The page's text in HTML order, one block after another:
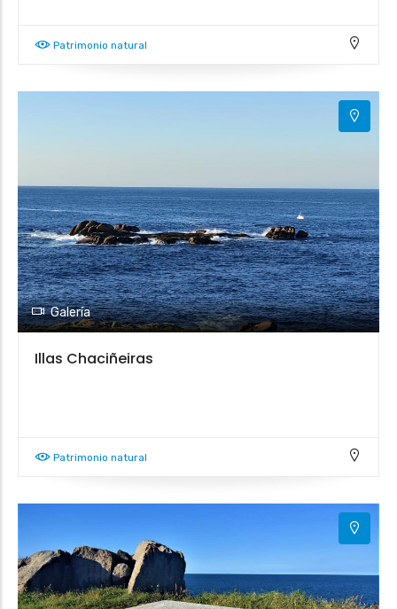
Patrimonio natural
Galería
Illas Chaciñeiras
Patrimonio natural